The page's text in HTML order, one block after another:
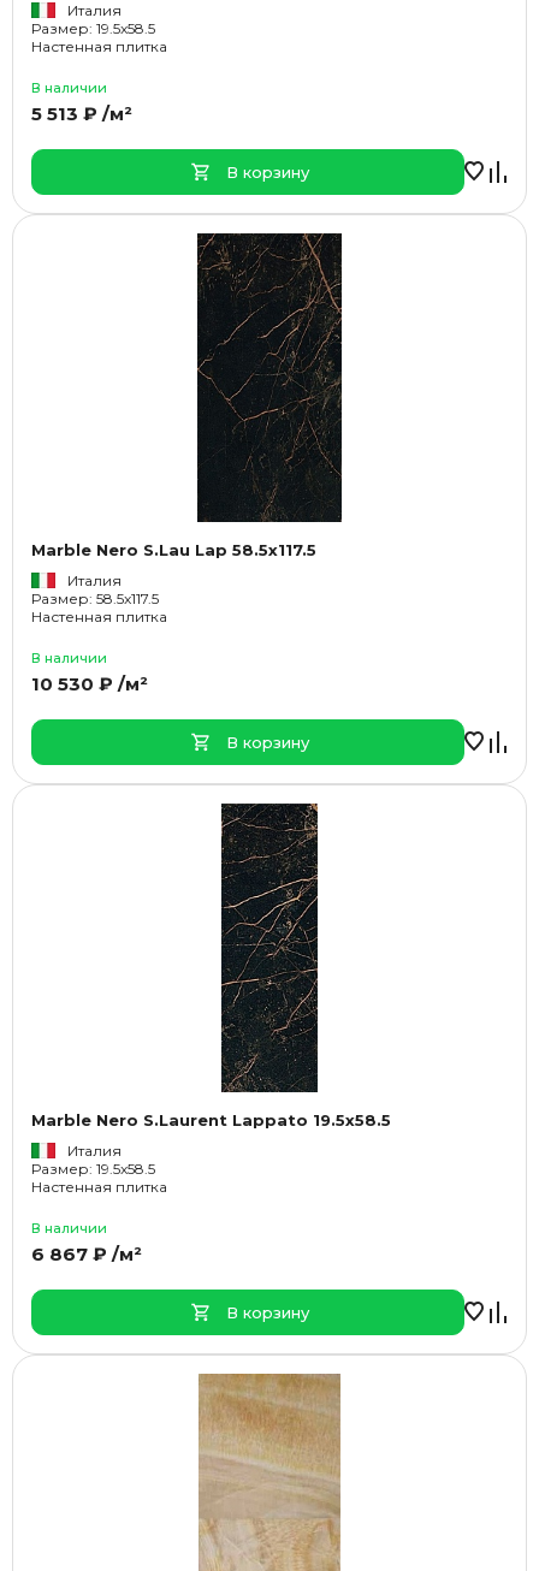
Италия
Размер: 19.5x58.5
Настенная плитка
В наличии
5 513 ₽ /м²
В корзину
Marble Nero S.Lau Lap 58.5x117.5
Италия
Размер: 58.5x117.5
Настенная плитка
В наличии
10 530 ₽ /м²
В корзину
Marble Nero S.Laurent Lappato 19.5x58.5
Италия
Размер: 19.5x58.5
Настенная плитка
В наличии
6 867 ₽ /м²
В корзину